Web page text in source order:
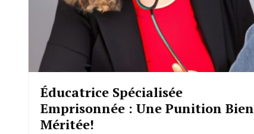
Éducatrice Spécialisée
Emprisonnée : Une Punition Bien
Méritée!